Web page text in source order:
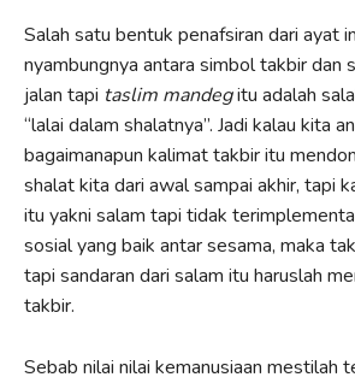
Salah satu bentuk penafsiran dari ayat
nyambungnya antara simbol takbir dan
jalan tapi taslim mandegitu adalah
“lalai dalam shalatnya”. Jadi kalau kita
bagaimanapun kalimat takbir itu
shalat kita dari awal sampai akhir, tapi
itu yakni salam tapi tidak
sosial yang baik antar sesama, maka
tapi sandaran dari salam itu haruslah
takbir.
Sebab nilai nilai kemanusiaan mestilah